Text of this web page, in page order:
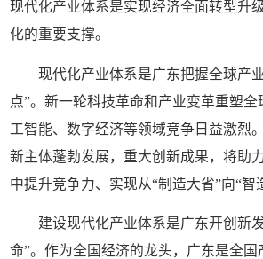
现代化产业体系是实现经济全面转型升
化的重要支撑。
现代化产业体系是广东把握全球产
点”。新一轮科技革命和产业变革重塑全
工智能、数字经济等领域竞争日益激烈
新主体蓬勃发展，重大创新成果，将助
中提升竞争力、实现从“制造大省”向“智
建设现代化产业体系是广东开创新
命”。作为全国经济的龙头，广东是全